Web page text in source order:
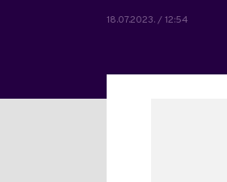
18.07.2023. / 12:54